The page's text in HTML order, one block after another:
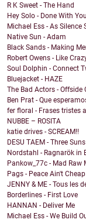
R K Sweet - The Hand
Hey Solo - Done With You
Michael Ess - As Silence
Native Sun - Adam
Black Sands - Making
Robert Owens - Like
Soul Dolphin - Connect
Bluejacket - HAZE
The Bad Actors - Offside
Ben Prat - Que
fer floral - Frases tristes
NUBBE – ROSITA
katie drives - SCREAM!!
DESU TAEM - Three Suns
Nordstahl - Ragnarök in
Pankow_77c - Mad Raw
Pags - Peace Ain't Cheap
JENNY & ME - Tous les
Borderlines - First Love
HANNAN - Deliver Me
Michael Ess - We Build